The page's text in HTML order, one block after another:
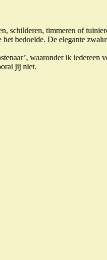
schilderen, timmeren of
bedoelde. De elegante
waaronder ik iedereen
jij niet.